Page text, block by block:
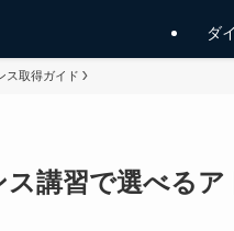
ダ
ス取得ガイド
ス講習で選べる